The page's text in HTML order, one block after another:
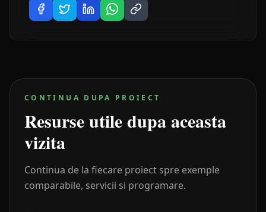
CONTINUA DUPA PROIECT
Resurse utile dupa aceasta
vizita
Continua de la fiecare proiect spre exemple
comparabile, servicii si programare.